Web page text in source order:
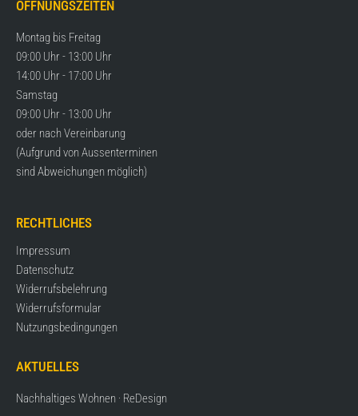
opens
new
window
opens
in
new
window
opens
new
window
opens
new
window
ÖFFNUNGSZEITEN
Montag bis Freitag
09:00 Uhr - 13:00 Uhr
14:00 Uhr - 17:00 Uhr
Samstag
09:00 Uhr - 13:00 Uhr
oder nach Vereinbarung
(Aufgrund von Aussenterminen
sind Abweichungen möglich)
RECHTLICHES
Impressum
Datenschutz
Widerrufsbelehrung
Widerrufsformular
Nutzungsbedingungen
AKTUELLES
Nachhaltiges Wohnen · ReDesign